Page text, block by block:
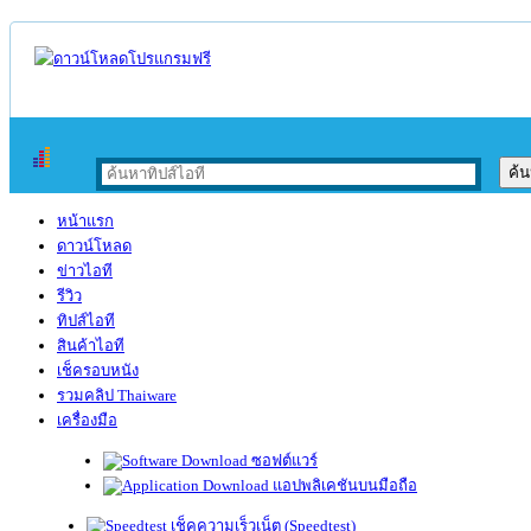
หน้าแรก
ดาวน์โหลด
ข่าวไอที
รีวิว
ทิปส์ไอที
สินค้าไอที
เช็ครอบหนัง
รวมคลิป Thaiware
เครื่องมือ
ซอฟต์แวร์
แอปพลิเคชันบนมือถือ
เช็คความเร็วเน็ต (Speedtest)